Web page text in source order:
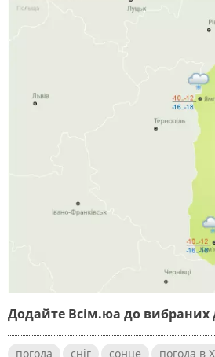
Додайте Всім.юа до вибраних
погода сніг сонце погода в